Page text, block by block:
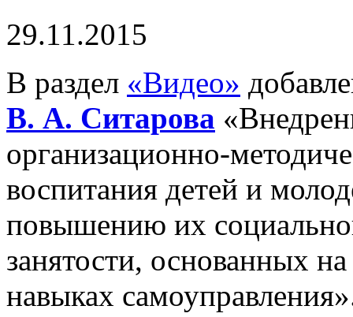
29.11.2015
В раздел «Видео»
В. А. Ситарова
организационно-
воспитания детей и
повышению их
занятости, основанных
навыках